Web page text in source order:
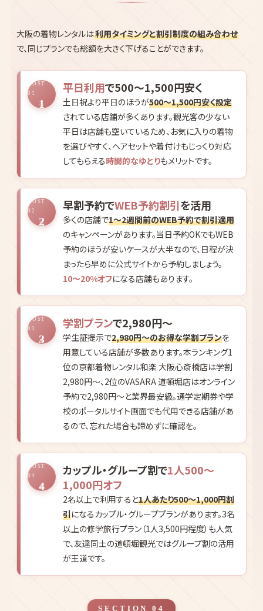
SECTION 03
新世界周辺の着物レンタル費用を抑える4
つのコツ
大阪の着物レンタルは利用タイミングと割引制度の組み合わせ
で、同じプランでも総額を大きく下げることができます。
COST
01
平日利用で500〜1,500円安く
土日祝より平日のほうが500〜1,500円安く設定
されている店舗が多くあります。観光客の少ない
平日は店舗も空いているため、お気に入りの着物
を選びやすく、ヘアセットや着付けもじっくり対応
してもらえる時間的なゆとりもメリットです。
COST
02
早割予約でWEB予約割引を活用
多くの店舗で1〜2週間前のWEB予約で割引適用
のキャンペーンがあります。当日予約OKでもWEB
予約のほうが安いケースが大半なので、日程が決
まったら早めに公式サイトから予約しましょう。
10〜20%オフになる店舗もあります。
3
学割プランで2,980円〜
学生証提示で2,980円〜のお得な学割プランを
用意している店舗が多数あります。本ランキング1
位の京都着物レンタル和楽 大阪心斎橋店は学割
2,980円〜、2位のVASARA 道頓堀店はオンライン
予約で2,980円〜と業界最安級。通学定期券や学
校のポータルサイト画面でも代用できる店舗があ
るので、忘れた場合も諦めずに確認を。
カップル・グループ割で1人500〜
2名以上で利用すると1人あたり500〜1,000円割